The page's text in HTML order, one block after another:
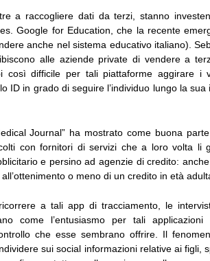
a raccogliere dati da terzi, stanno
Google for Education, che la recente
anche nel sistema educativo italiano).
alle aziende private di vendere a
così difficile per tali piattaforme aggirare i
ID in grado di seguire l’individuo lungo la sua
Journal” ha mostrato come buona
con fornitori di servizi che a loro volta li
e persino ad agenzie di credito:
o meno di un credito in età
a tali app di tracciamento, le
come l’entusiasmo per tali applicazioni
che esse sembrano offrire. Il
sui social informazioni relative ai figli,